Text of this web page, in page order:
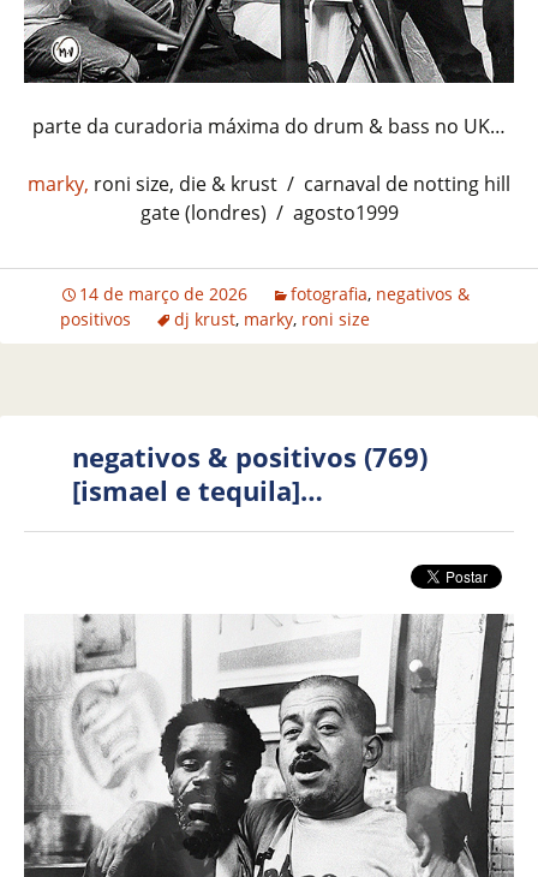
parte da curadoria máxima do drum & bass no UK…
marky, roni size, die & krust / carnaval de notting hill
gate (londres) / agosto1999
14 de março de 2026 fotografia, negativos &
positivos
dj krust, marky, roni size
negativos & positivos (769)
[ismael e tequila]…